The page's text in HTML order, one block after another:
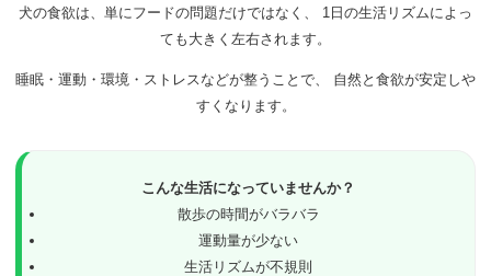
犬の食欲は、単にフードの問題だけではなく、 1日の生活リズムによっ
ても大きく左右されます。
睡眠・運動・環境・ストレスなどが整うことで、 自然と食欲が安定しや
すくなります。
こんな生活になっていませんか？
散歩の時間がバラバラ
運動量が少ない
生活リズムが不規則